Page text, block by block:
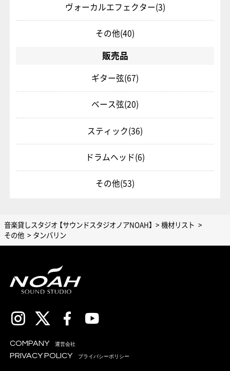
ヴォーカルエフェクター(3)
その他(40)
販売品
ギター弦(67)
ベース弦(20)
スティック(36)
ドラムヘッド(6)
その他(53)
音楽貸しスタジオ 【サウンドスタジオノアNOAH】
機材リスト
その他
タンバリン
COMPANY 運営会社
PRIVACY POLICY プライバシーポリシー